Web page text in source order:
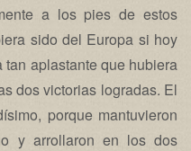
a los pies de estos
sido del Europa si hoy
aplastante que hubiera
dos victorias logradas. El
porque mantuvieron
y arrollaron en los dos